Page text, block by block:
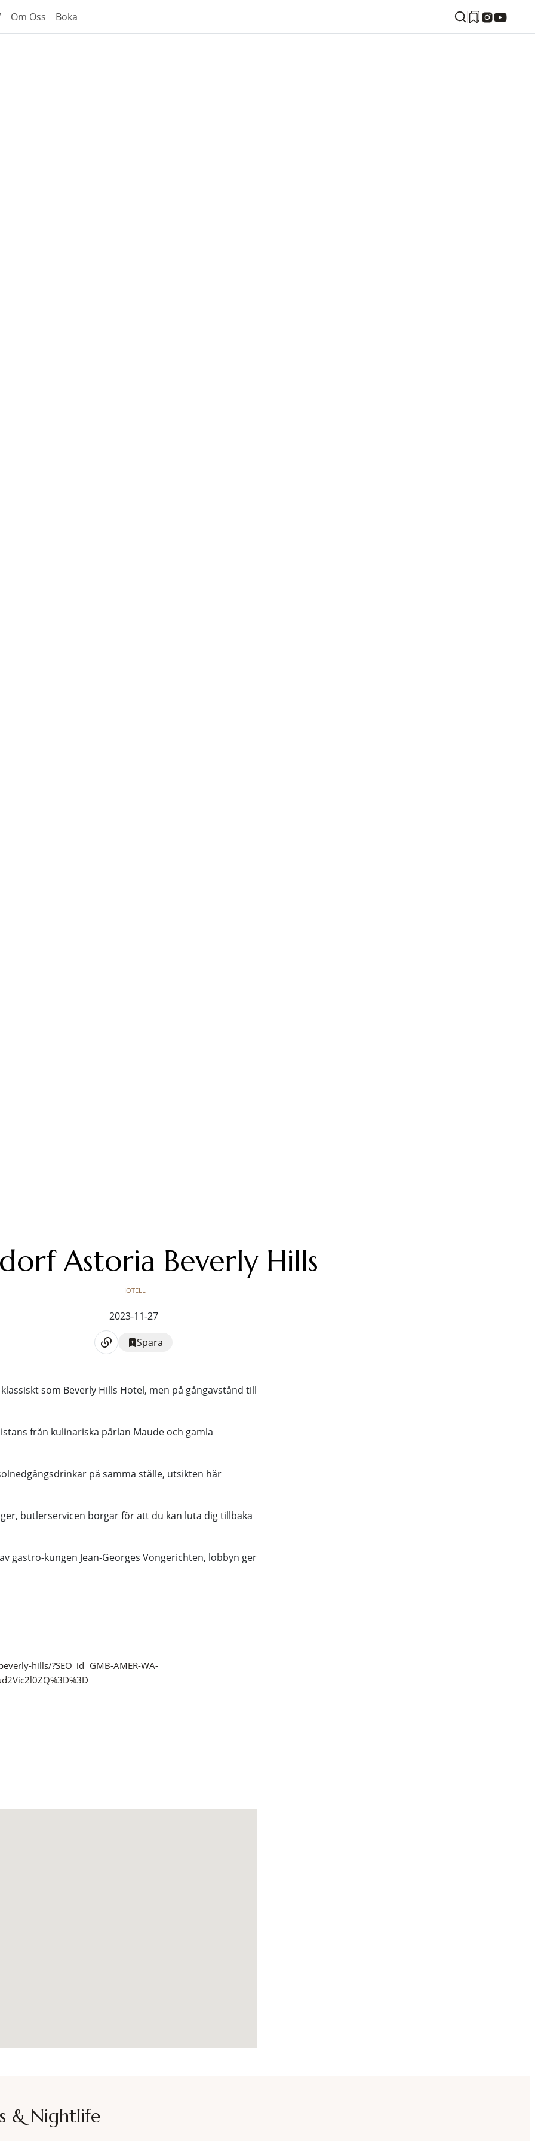
Om Oss Boka
Astoria Beverly Hills
HOTELL
2023-11-27
Spara
som Beverly Hills Hotel, men på gångavstånd till
från kulinariska pärlan Maude och gamla
på samma ställe, utsikten här
butlerservicen borgar för att du kan luta dig tillbaka
gastro-kungen Jean-Georges Vongerichten, lobbyn ger
hills/?SEO_id=GMB-AMER-WA-
& Nightlife